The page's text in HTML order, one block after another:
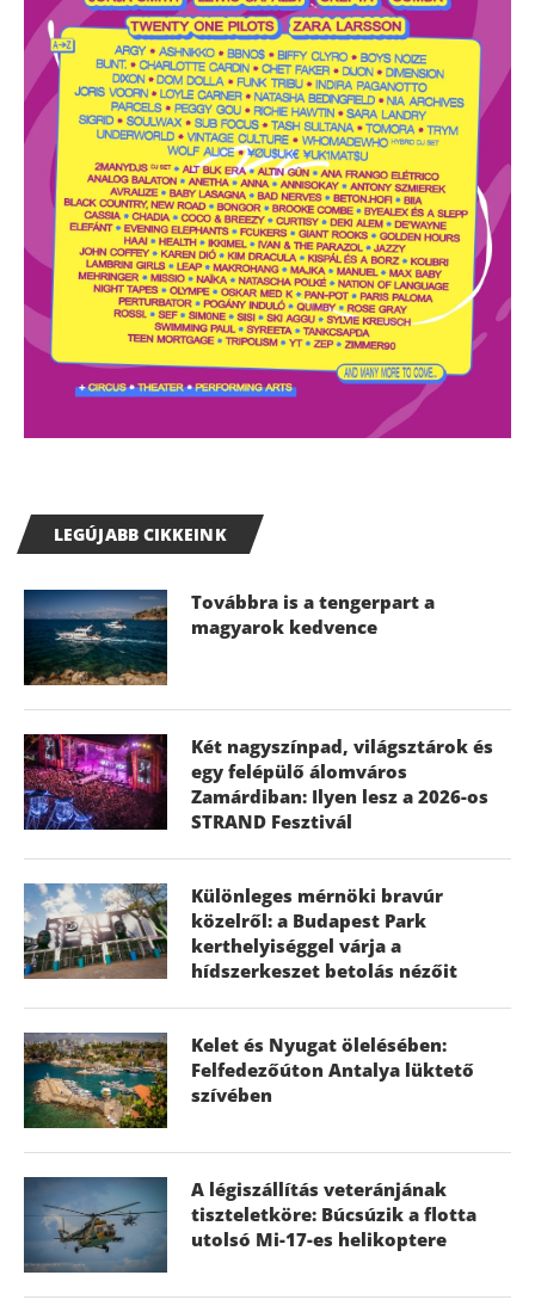
LEGÚJABB CIKKEINK
Továbbra is a tengerpart a
magyarok kedvence
Két nagyszínpad, világsztárok és
egy felépülő álomváros
Zamárdiban: Ilyen lesz a 2026-os
STRAND Fesztivál
Különleges mérnöki bravúr
közelről: a Budapest Park
kerthelyiséggel várja a
hídszerkeszet betolás nézőit
Kelet és Nyugat ölelésében:
Felfedezőúton Antalya lüktető
szívében
A légiszállítás veteránjának
tiszteletköre: Búcsúzik a flotta
utolsó Mi-17-es helikoptere